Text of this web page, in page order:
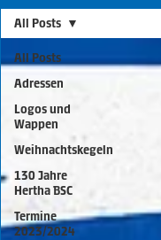
All Posts
Adressen
Logos und
Wappen
Weihnachtskegeln
130 Jahre
Hertha BSC
Termine
2023/2024
All Posts